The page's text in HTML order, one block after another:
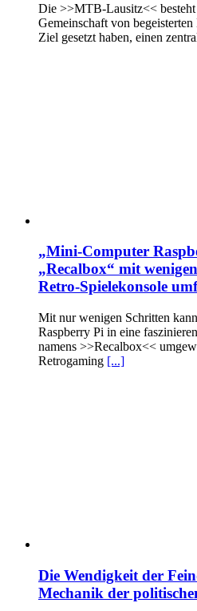
Die >>MTB-Lausitz<< besteht
Gemeinschaft von
Ziel gesetzt haben, einen
„Mini-Computer
„Recalbox“ mit
Retro-Spielekonsole
Mit nur wenigen Schritten
Raspberry Pi in eine
namens >>Recalbox<<
Retrogaming [...]
Die Wendigkeit der
Mechanik der